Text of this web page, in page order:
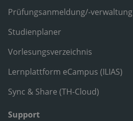
Prüfungsanmeldung/-verwaltung
Studienplaner
Vorlesungsverzeichnis
Lernplattform eCampus (ILIAS)
Sync & Share (TH-Cloud)
Support